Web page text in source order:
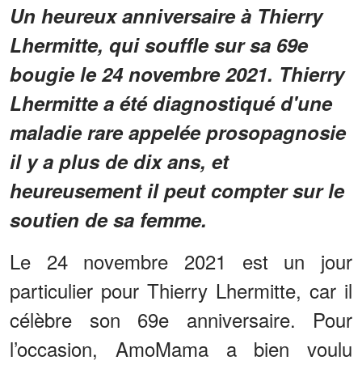
Un heureux anniversaire à Thierry
Lhermitte, qui souffle sur sa 69e
bougie le 24 novembre 2021. Thierry
Lhermitte a été diagnostiqué d'une
maladie rare appelée prosopagnosie
il y a plus de dix ans, et
heureusement il peut compter sur le
soutien de sa femme.
Le 24 novembre 2021 est un jour
particulier pour Thierry Lhermitte, car il
célèbre son 69e anniversaire. Pour
l’occasion, AmoMama a bien voulu